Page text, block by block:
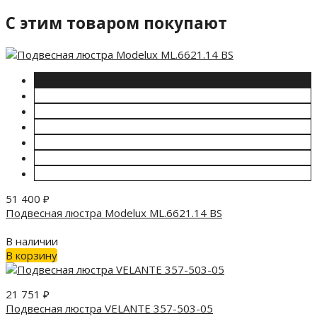
C этим товаром покупают
51 400 ₽
Подвесная люстра Modelux ML.6621.14 BS
В наличии
В корзину
21 751 ₽
Подвесная люстра VELANTE 357-503-05